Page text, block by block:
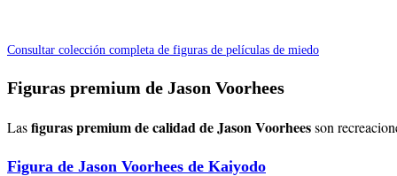
Consultar colección completa de figuras de películas de miedo
Figuras premium de Jason Voorhees
Lasfiguras premium de calidad de Jason Voorheesson
Figura de Jason Voorhees de Kaiyodo